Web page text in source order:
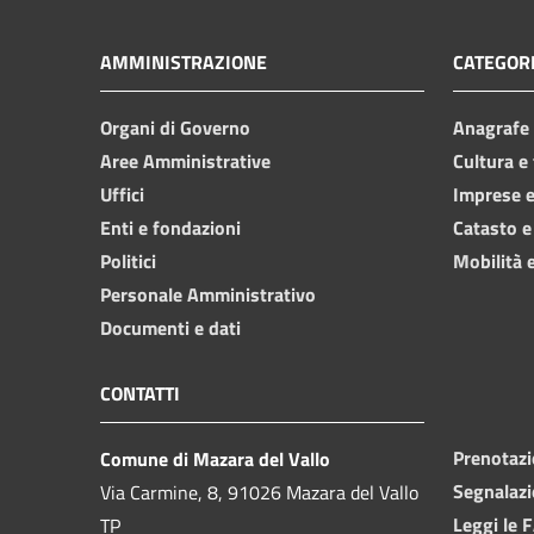
AMMINISTRAZIONE
Organi di Governo
Aree Amministrative
Uffici
Enti e fondazioni
Politici
Personale Amministrativo
Documenti e dati
Cultura
Imprese
Catasto
Mobilità
CONTATTI
Comune di Mazara del Vallo
Via Carmine, 8, 91026 Mazara del Vallo
TP
Leggi le